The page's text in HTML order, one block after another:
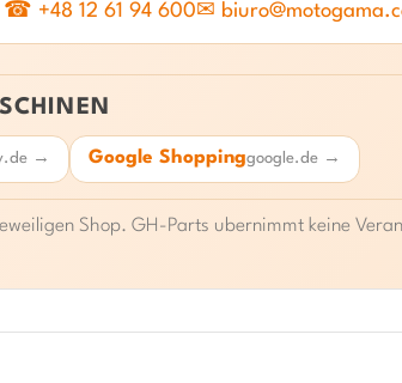
☎ +48 12 61 94 600✉
→ Google Shoppinggoogle.de →
Shop. GH-Parts ubernimmt keine